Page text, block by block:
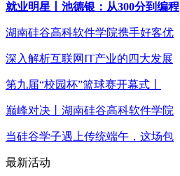
就业明星丨池德银：从300分到编程
湖南硅谷高科软件学院携手好客优
深入解析互联网IT产业的四大发展
第九届“校园杯”篮球赛开幕式丨
巅峰对决丨湖南硅谷高科软件学院
当硅谷学子遇上传统端午，这场包
最新活动